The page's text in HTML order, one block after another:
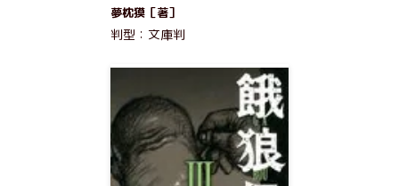
夢枕獏［著］
判型：文庫判